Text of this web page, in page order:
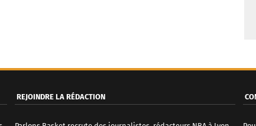
REJOINDRE LA RÉDACTION